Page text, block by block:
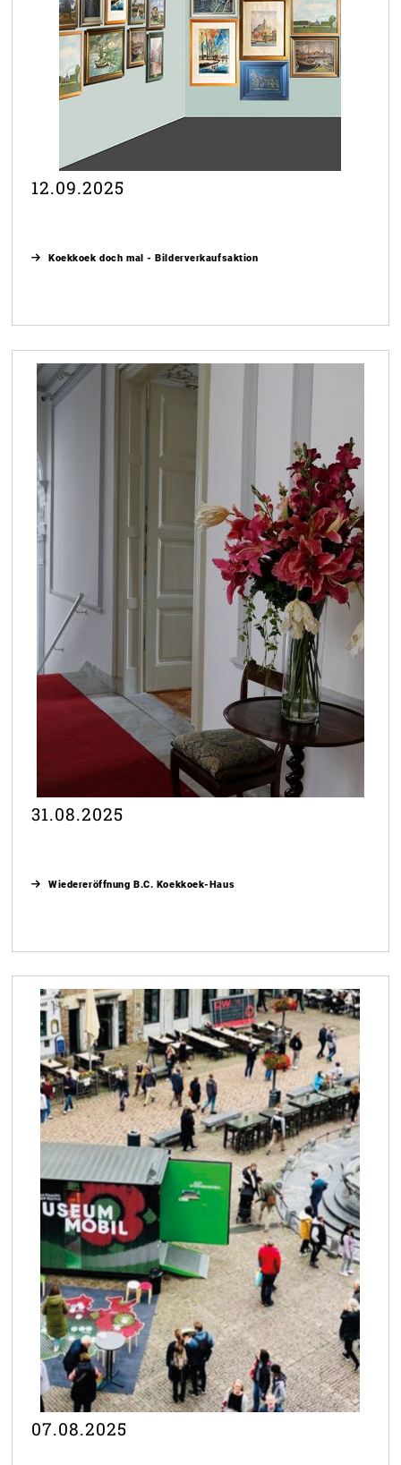
12.09.2025
Koekkoek doch mal - Bilderverkaufsaktion
31.08.2025
Wiedereröffnung B.C. Koekkoek-Haus
07.08.2025